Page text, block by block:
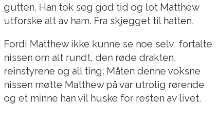
gutten. Han tok seg god tid og lot Matthew
utforske alt av ham. Fra skjegget til hatten.
Fordi Matthew ikke kunne se noe selv, fortalte
nissen om alt rundt, den røde drakten,
reinstyrene og all ting. Måten denne voksne
nissen møtte Matthew på var utrolig rørende
og et minne han vil huske for resten av livet.